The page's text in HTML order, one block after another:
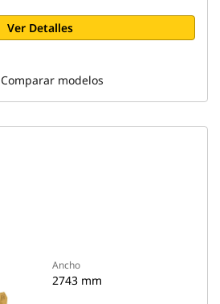
Ver Detalles
Comparar modelos
Ancho
2743 mm